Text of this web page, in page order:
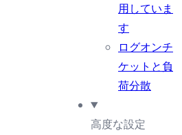
用していま
す
ログオンチ
ケットと負
荷分散
高度な設定